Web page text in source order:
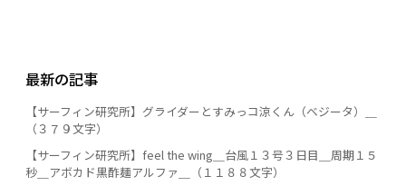
最新の記事
【サーフィン研究所】グライダーとすみっコ涼くん（ベジータ）＿
（３７９文字）
【サーフィン研究所】feel the wing＿台風１３号３日目＿周期１５
秒＿アボカド黒酢麺アルファ＿（１１８８文字）